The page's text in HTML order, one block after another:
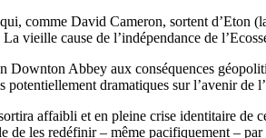
comme David Cameron, sortent d’Eton
vieille cause de l’indépendance de
Abbey aux conséquences
potentiellement dramatiques sur l’avenir
affaibli et en pleine crise identitaire
les redéfinir – même pacifi­quement –